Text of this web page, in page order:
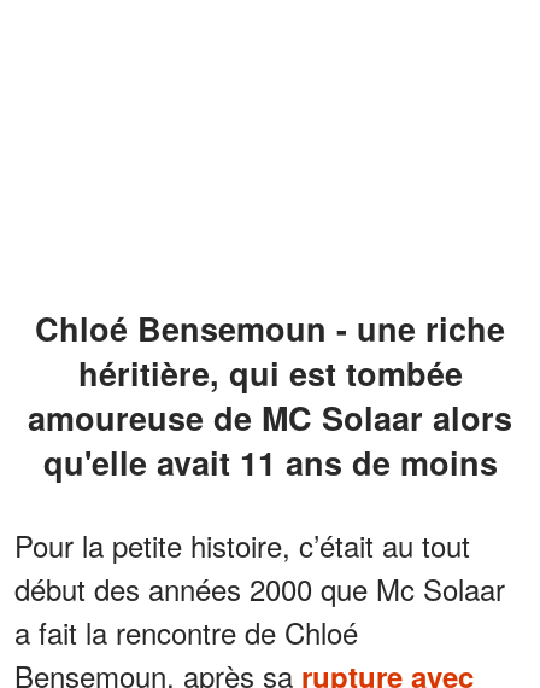
Chloé Bensemoun - une riche
héritière, qui est tombée
amoureuse de MC Solaar alors
qu'elle avait 11 ans de moins
Pour la petite histoire, c’était au tout
début des années 2000 que Mc Solaar
a fait la rencontre de Chloé
Bensemoun, après sa rupture avec